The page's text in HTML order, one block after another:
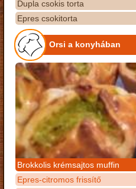
Dupla csokis torta
Epres csokitorta
Orsi a konyhában
Brokkolis krémsajtos muffin
Epres-citromos frissítő